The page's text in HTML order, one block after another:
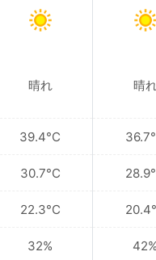
晴れ
39.4°C
30.7°C
22.3°C
32%
晴
42%